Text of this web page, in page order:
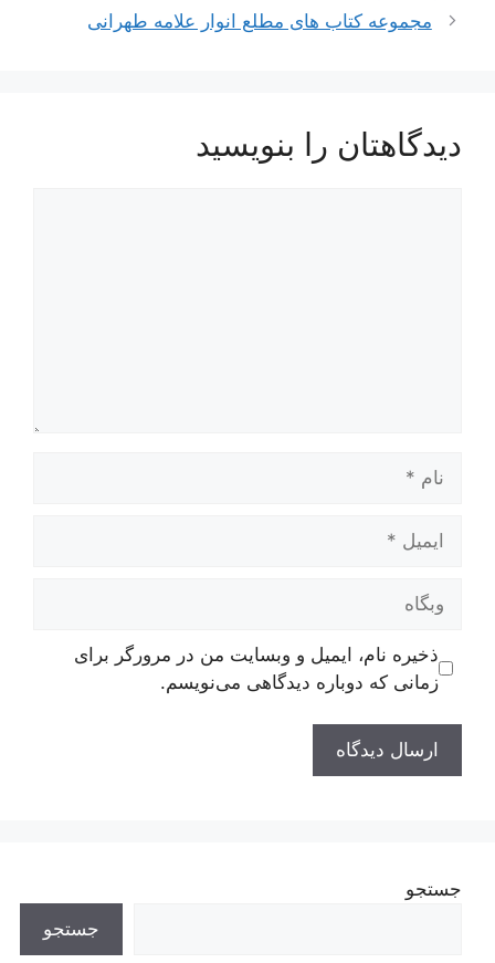
مجموعه کتاب های مطلع انوار علامه طهرانی
دیدگاهتان را بنویسید
وبگاه
ذخیره نام، ایمیل و وبسایت من در مرورگر برای
زمانی که دوباره دیدگاهی می‌نویسم.
جستجو
جستجو